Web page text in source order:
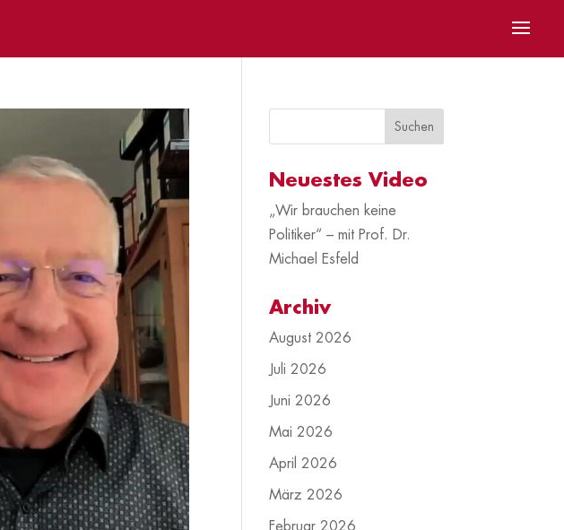
Neuestes Video
„Wir brauchen keine
Politiker“ – mit Prof. Dr.
Michael Esfeld
Archiv
August 2026
Juli 2026
Juni 2026
Mai 2026
April 2026
März 2026
Februar 2026